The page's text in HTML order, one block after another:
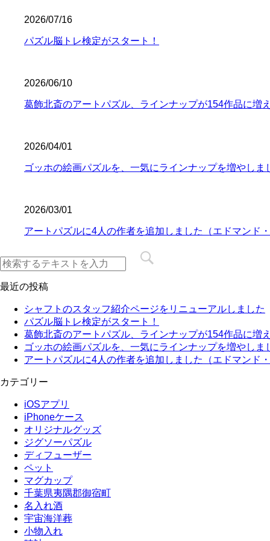
2026/07/16
パズル脳トレ検定がスタート！
2026/06/10
葛飾北斎のアートパズル、ラインナップが154作品に増
2026/04/01
ゴッホの絵画パズルを、一気にラインナップを増やしま
2026/03/01
アートパズルに4人の作者を追加しました（エドマンド・
最近の投稿
シャフトのスタッフ紹介ページをリニューアルしました
パズル脳トレ検定がスタート！
葛飾北斎のアートパズル、ラインナップが154作品に増
ゴッホの絵画パズルを、一気にラインナップを増やしま
アートパズルに4人の作者を追加しました（エドマンド・
カテゴリー
iOSアプリ
iPhoneケース
オリジナルグッズ
ジグソーパズル
ディフューザー
ペット
マグカップ
千葉県夷隅郡御宿町
名入れ酒
宇宙海洋葬
小物入れ